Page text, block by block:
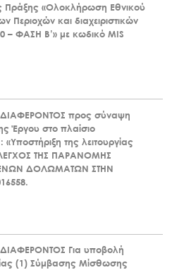
Πράξης «Ολοκλήρωση Εθνικού
Περιοχών και διαχειριστικών
– ΦΑΣΗ Β’» με κωδικό MIS
προς σύναψη
Έργου στο πλαίσιο
της λειτουργίας
ΤΗΣ ΠΑΡΑΝΟΜΗΣ
ΔΟΛΩΜΑΤΩΝ ΣΤΗΝ
Για υποβολή
(1) Σύμβασης Μίσθωσης